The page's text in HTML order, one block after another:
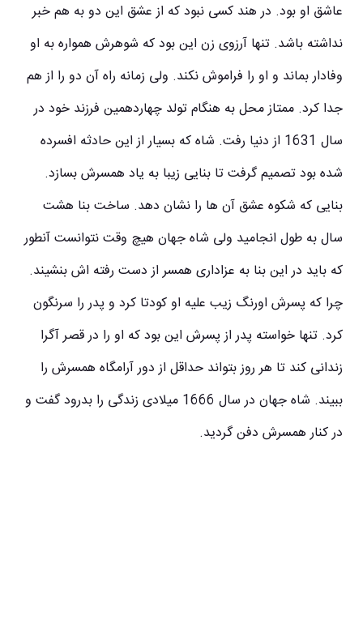
عاشق او بود. در هند کسی نبود که از عشق این دو به هم خبر
نداشته باشد. تنها آرزوی زن این بود که شوهرش همواره به او
وفادار بماند و او را فراموش نکند. ولی زمانه راه آن دو را از هم
جدا کرد. ممتاز محل به هنگام تولد چهاردهمین فرزند خود در
سال 1631 از دنیا رفت. شاه که بسیار از این حادثه افسرده
شده بود تصمیم گرفت تا بنایی زیبا به یاد همسرش بسازد.
بنایی که شکوه عشق آن ها را نشان دهد. ساخت بنا هشت
سال به طول انجامید ولی شاه جهان هیچ وقت نتوانست آنطور
که باید در این بنا به عزاداری همسر از دست رفته اش بنشیند.
چرا که پسرش اورنگ زیب علیه او کودتا کرد و پدر را سرنگون
کرد. تنها خواسته پدر از پسرش این بود که او را در قصر آگرا
زندانی کند تا هر روز بتواند حداقل از دور آرامگاه همسرش را
ببیند. شاه جهان در سال 1666 میلادی زندگی را بدرود گفت و
در کنار همسرش دفن گردید.